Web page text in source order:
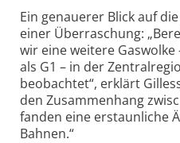
Ein genauerer Blick auf
einer Überraschung:
wir eine weitere
als G1 – in der
beobachtet“, erklärt
den Zusammenhang
fanden eine erstaunliche
Bahnen.“